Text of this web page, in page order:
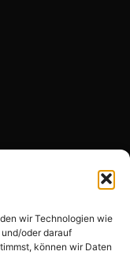
wir Technologien wie
oder darauf
können wir Daten